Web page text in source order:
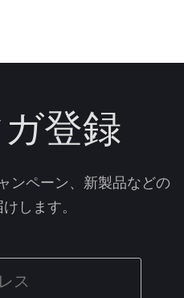
登録
ンペーン、新製品などの
します。